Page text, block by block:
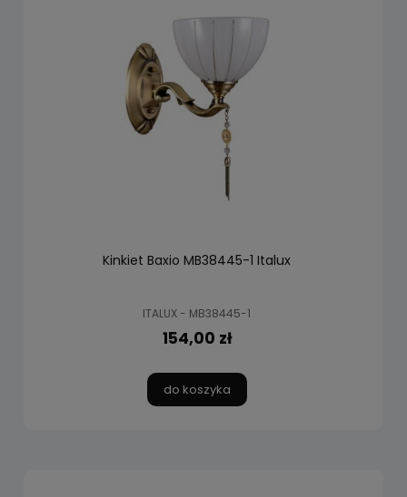
Kinkiet Baxio MB38445-1 Italux
ITALUX - MB38445-1
154,00 zł
do koszyka